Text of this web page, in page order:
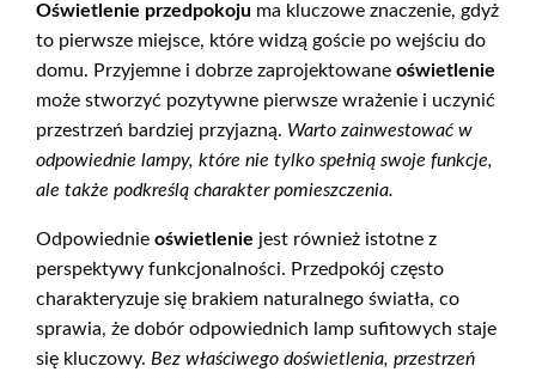
Oświetlenie przedpokoju ma kluczowe znaczenie, gdyż
to pierwsze miejsce, które widzą goście po wejściu do
domu. Przyjemne i dobrze zaprojektowane oświetlenie
może stworzyć pozytywne pierwsze wrażenie i uczynić
przestrzeń bardziej przyjazną. Warto zainwestować w
odpowiednie lampy, które nie tylko spełnią swoje funkcje,
ale także podkreślą charakter pomieszczenia.
Odpowiednie oświetlenie jest również istotne z
perspektywy funkcjonalności. Przedpokój często
charakteryzuje się brakiem naturalnego światła, co
sprawia, że dobór odpowiednich lamp sufitowych staje
się kluczowy. Bez właściwego doświetlenia, przestrzeń